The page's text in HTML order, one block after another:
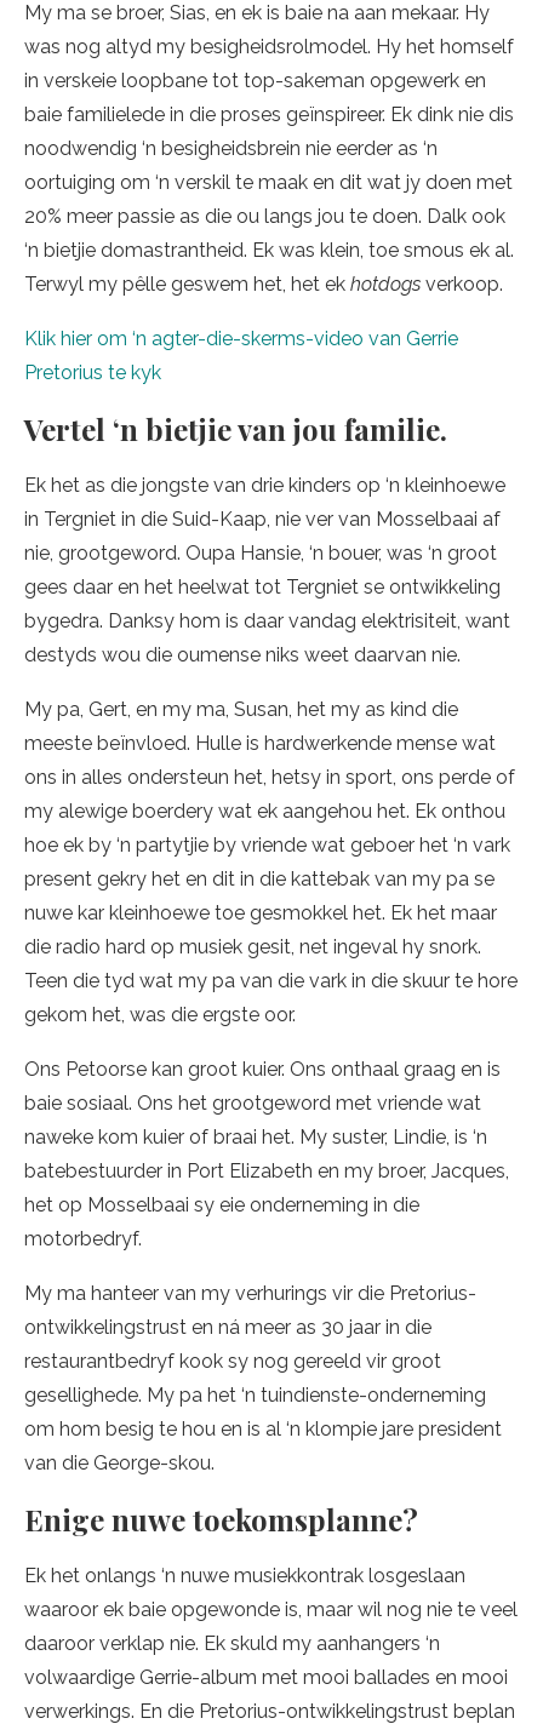
My ma se broer, Sias, en ek is baie na aan mekaar. Hy
was nog altyd my besigheidsrolmodel. Hy het homself
in verskeie loopbane tot top-sakeman opgewerk en
baie familielede in die proses geïnspireer. Ek dink nie dis
noodwendig ‘n besigheidsbrein nie eerder as ‘n
oortuiging om ‘n verskil te maak en dit wat jy doen met
20% meer passie as die ou langs jou te doen. Dalk ook
‘n bietjie domastrantheid. Ek was klein, toe smous ek al.
Terwyl my pêlle geswem het, het ek hotdogs verkoop.
Klik hier om ‘n agter-die-skerms-video van Gerrie
Pretorius te kyk
Vertel ‘n bietjie van jou familie.
Ek het as die jongste van drie kinders op ‘n kleinhoewe
in Tergniet in die Suid-Kaap, nie ver van Mosselbaai af
nie, grootgeword. Oupa Hansie, ‘n bouer, was ‘n groot
gees daar en het heelwat tot Tergniet se ontwikkeling
bygedra. Danksy hom is daar vandag elektrisiteit, want
destyds wou die oumense niks weet daarvan nie.
My pa, Gert, en my ma, Susan, het my as kind die
meeste beïnvloed. Hulle is hardwerkende mense wat
ons in alles ondersteun het, hetsy in sport, ons perde of
my alewige boerdery wat ek aangehou het. Ek onthou
hoe ek by ‘n partytjie by vriende wat geboer het ‘n vark
present gekry het en dit in die kattebak van my pa se
nuwe kar kleinhoewe toe gesmokkel het. Ek het maar
die radio hard op musiek gesit, net ingeval hy snork.
Teen die tyd wat my pa van die vark in die skuur te hore
gekom het, was die ergste oor.
Ons Petoorse kan groot kuier. Ons onthaal graag en is
baie sosiaal. Ons het grootgeword met vriende wat
naweke kom kuier of braai het. My suster, Lindie, is ‘n
batebestuurder in Port Elizabeth en my broer, Jacques,
het op Mosselbaai sy eie onderneming in die
motorbedryf.
My ma hanteer van my verhurings vir die Pretorius-
ontwikkelingstrust en ná meer as 30 jaar in die
restaurantbedryf kook sy nog gereeld vir groot
gesellighede. My pa het ‘n tuindienste-onderneming
om hom besig te hou en is al ‘n klompie jare president
van die George-skou.
Enige nuwe toekomsplanne?
Ek het onlangs ‘n nuwe musiekkontrak losgeslaan
waaroor ek baie opgewonde is, maar wil nog nie te veel
daaroor verklap nie. Ek skuld my aanhangers ‘n
volwaardige Gerrie-album met mooi ballades en mooi
verwerkings. En die Pretorius-ontwikkelingstrust beplan